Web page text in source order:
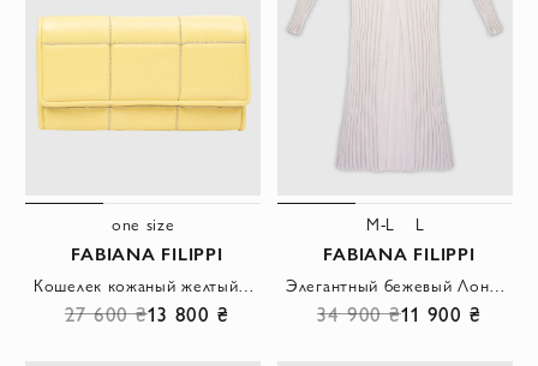
one size
FABIANA FILIPPI
27 600 ₴13 800 ₴
M-L L
FABIANA FILIPPI
34 900 ₴11 900 ₴